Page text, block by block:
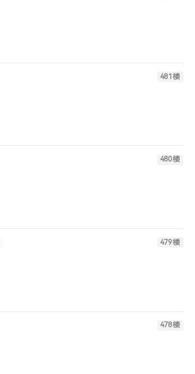
481楼
480楼
479楼
478楼